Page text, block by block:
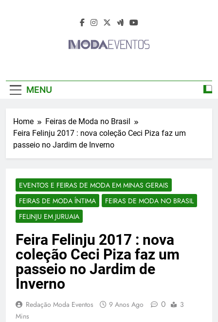
2026 – Desfiles
Feiras De Moda
2026
Feiras De Moda 2026 – Feiras De Moda No
Íntima 2026
MENU
Home
Feiras de Moda no Brasil
Feira Felinju 2017 : nova coleção Ceci Piza faz um
passeio no Jardim de Inverno
EVENTOS E FEIRAS DE MODA EM MINAS GERAIS
FEIRAS DE MODA ÍNTIMA
FEIRAS DE MODA NO BRASIL
FELINJU EM JURUAIA
Feira Felinju 2017 : nova
coleção Ceci Piza faz um
passeio no Jardim de
Inverno
Redação Moda Eventos 9 Anos Ago 0
3
Mins